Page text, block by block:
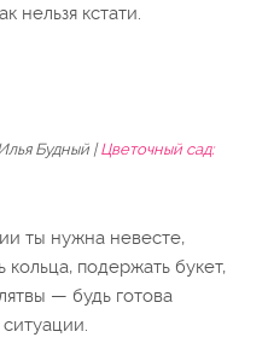
нельзя кстати.
Будный |Цветочный сад:
ты нужна невесте,
кольца, подержать букет,
— будь готова